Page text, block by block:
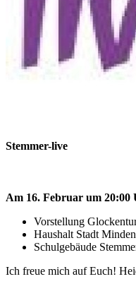
Stemmer-live
Am 16. Februar um 20:00
Vorstellung
Haushalt Stadt
Schulgebäude
Ich freue mich auf Euch!